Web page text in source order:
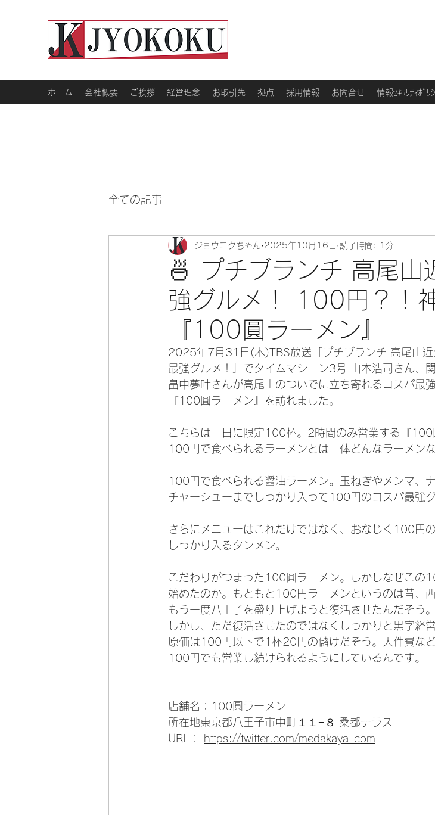
ホーム 会社概要 ご挨拶 経営理念 お取引先 拠点 採用情報 お問合せ 情報ｾｷｭﾘﾃｨﾎﾟﾘ
全ての記事
🍜 プチブランチ 高尾山
強グルメ！ 100円？！
『100圓ラーメン』
ジョウコクちゃん 2025年10月16日 読了時間: 1分
2025年7月31日(木)TBS放送「プチブランチ 高尾山近
最強グルメ！」でタイムマシーン3号 山本浩司さん、関
畠中夢叶さんが高尾山のついでに立ち寄れるコスパ最
『100圓ラーメン』を訪れました。
こちらは一日に限定100杯。2時間のみ営業する『100
100円で食べられるラーメンとは一体どんなラーメン
100円で食べられる醤油ラーメン。玉ねぎやメンマ、
チャーシューまでしっかり入って100円のコスパ最強グ
さらにメニューはこれだけではなく、おなじく100円
しっかり入るタンメン。
こだわりがつまった100圓ラーメン。しかしなぜこの
始めたのか。もともと100円ラーメンというのは昔、
もう一度八王子を盛り上げようと復活させたんだそう。
しかし、ただ復活させたのではなくしっかりと黒字経
原価は100円以下で1杯20円の儲けだそう。人件費な
100円でも営業し続けられるようにしているんです。
店舗名：100圓ラーメン
所在地東京都八王子市中町１１−８ 桑都テラス
URL：
https://twitter.com/medakaya_com